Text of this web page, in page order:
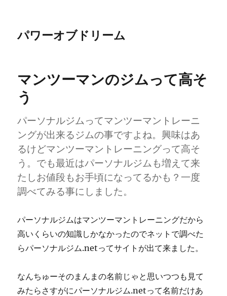
パワーオブドリーム
マンツーマンのジムって高そ
う
パーソナルジムってマンツーマントレーニ
ングが出来るジムの事ですよね。興味はあ
るけどマンツーマントレーニングって高そ
う。でも最近はパーソナルジムも増えて来
たしお値段もお手頃になってるかも？一度
調べてみる事にしました。
パーソナルジムはマンツーマントレーニングだから
高いくらいの知識しかなかったのでネットで調べた
らパーソナルジム.netってサイトが出て来ました。
なんちゅーそのまんまの名前じゃと思いつつも見て
みたらさすがにパーソナルジム.netって名前だけあ